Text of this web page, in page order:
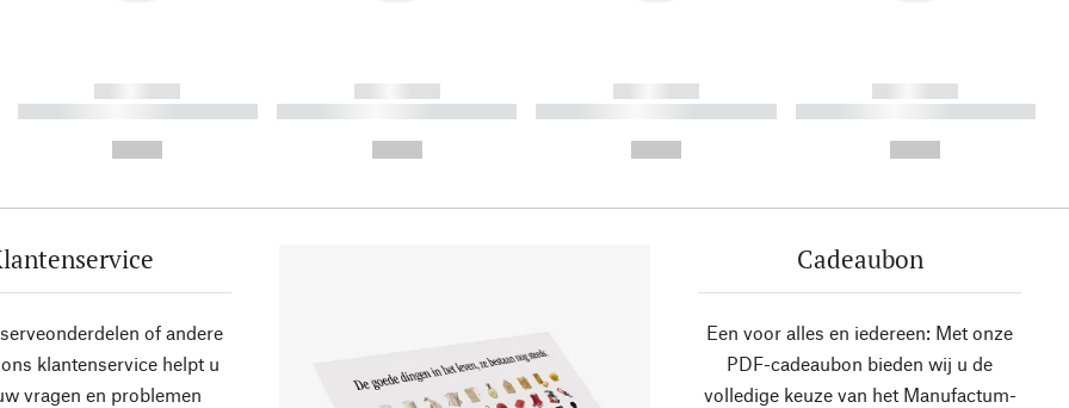
------------
----------- ----------- ----------
------------
----------- ----------- ----------
------------
----------- ----------- ----------
------------
----------- ----------- ----------
of andere
klantenservice helpt u
vragen en problemen
Cadeaubon
Een voor alles en iedereen: Met onze
PDF-cadeaubon bieden wij u de
volledige keuze van het Manufactum-